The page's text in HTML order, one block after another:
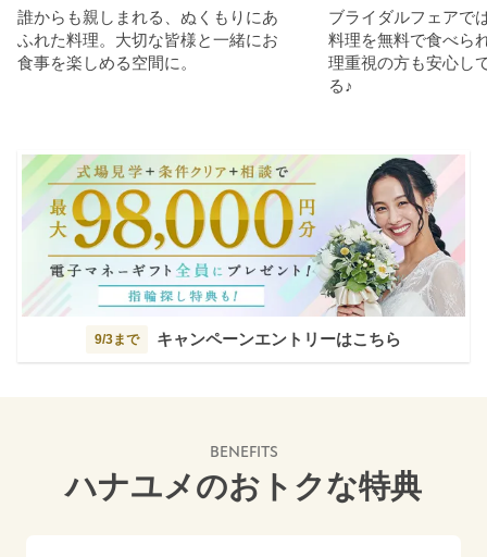
誰からも親しまれる、ぬくもりにあ
ふれた料理。大切な皆様と一緒にお
食事を楽しめる空間に。
ブライダルフェアで
料理を無料で食べら
理重視の方も安心し
る♪
9/3まで キャンペーンエントリーはこちら
BENEFITS
ハナユメのおトクな特典